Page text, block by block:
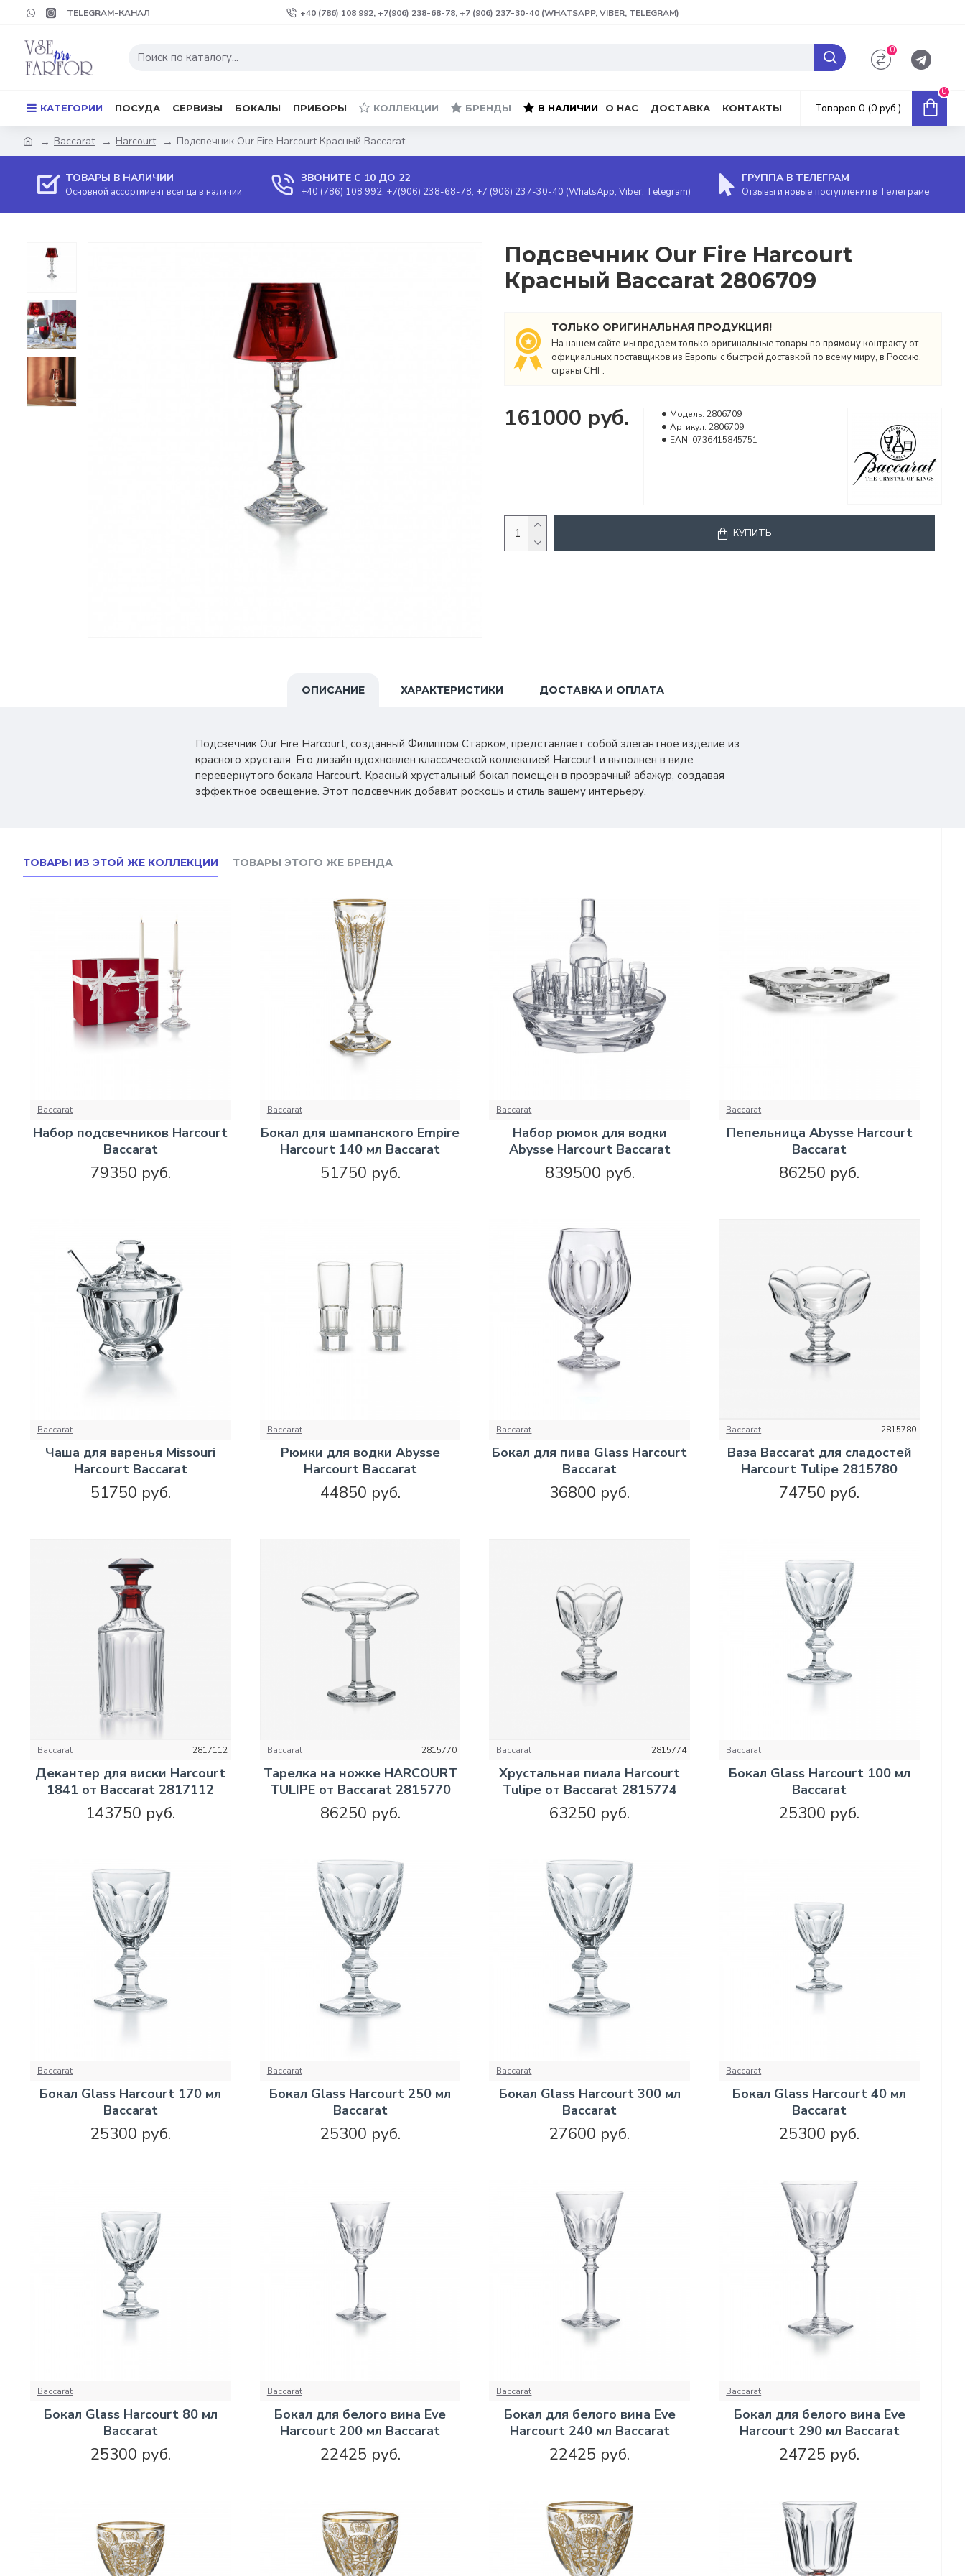
TELEGRAM-КАНАЛ +40 (786) 108 992, +7(906) 238-68-78, +7 (906) 237-30-40 (WHATSAPP, VIBER, TELEGRAM)
0
КАТЕГОРИИ ПОСУДА СЕРВИЗЫ БОКАЛЫ ПРИБОРЫ КОЛЛЕКЦИИ БРЕНДЫ В НАЛИЧИИ О НАС ДОСТАВКА КОНТАКТЫ Товаров 0 (0 руб.)
0
Baccarat Harcourt Подсвечник Our Fire Harcourt Красный Baccarat
ТОВАРЫ В НАЛИЧИИ
Основной ассортимент всегда в наличии
ЗВОНИТЕ С 10 ДО 22
+40 (786) 108 992, +7(906) 238-68-78, +7 (906) 237-30-40 (WhatsApp, Viber, Telegram)
ГРУППА В ТЕЛЕГРАМ
Отзывы и новые поступления в Телеграме
Подсвечник Our Fire Harcourt
Красный Baccarat 2806709
ТОЛЬКО ОРИГИНАЛЬНАЯ ПРОДУКЦИЯ!
На нашем сайте мы продаем только оригинальные товары по прямому контракту от
официальных поставщиков из Европы с быстрой доставкой по всему миру, в Россию,
страны СНГ.
161000 руб. Модель: 2806709
Артикул: 2806709
EAN: 0736415845751
КУПИТЬ
ОПИСАНИЕ ХАРАКТЕРИСТИКИ ДОСТАВКА И ОПЛАТА
Подсвечник Our Fire Harcourt, созданный Филиппом Старком, представляет собой элегантное изделие из
красного хрусталя. Его дизайн вдохновлен классической коллекцией Harcourt и выполнен в виде
перевернутого бокала Harcourt. Красный хрустальный бокал помещен в прозрачный абажур, создавая
эффектное освещение. Этот подсвечник добавит роскошь и стиль вашему интерьеру.
ТОВАРЫ ИЗ ЭТОЙ ЖЕ КОЛЛЕКЦИИ ТОВАРЫ ЭТОГО ЖЕ БРЕНДА
Baccarat
Набор подсвечников Harcourt
Baccarat
79350 руб.
Baccarat
Бокал для шампанского Empire
Harcourt 140 мл Baccarat
51750 руб.
Baccarat
Набор рюмок для водки
Abysse Harcourt Baccarat
839500 руб.
Baccarat
Пепельница Abysse Harcourt
Baccarat
86250 руб.
Baccarat
Чаша для варенья Missouri
Harcourt Baccarat
51750 руб.
Baccarat
Рюмки для водки Abysse
Harcourt Baccarat
44850 руб.
Baccarat
Бокал для пива Glass Harcourt
Baccarat
36800 руб.
Baccarat 2815780
Ваза Baccarat для сладостей
Harcourt Tulipe 2815780
74750 руб.
Baccarat 2817112
Декантер для виски Harcourt
1841 от Baccarat 2817112
143750 руб.
Baccarat 2815770
Тарелка на ножке HARCOURT
TULIPE от Baccarat 2815770
86250 руб.
Baccarat 2815774
Хрустальная пиала Harcourt
Tulipe от Baccarat 2815774
63250 руб.
Baccarat
Бокал Glass Harcourt 100 мл
Baccarat
25300 руб.
Baccarat
Бокал Glass Harcourt 170 мл
Baccarat
25300 руб.
Baccarat
Бокал Glass Harcourt 250 мл
Baccarat
25300 руб.
Baccarat
Бокал Glass Harcourt 300 мл
Baccarat
27600 руб.
Baccarat
Бокал Glass Harcourt 40 мл
Baccarat
25300 руб.
Baccarat
Бокал Glass Harcourt 80 мл
Baccarat
25300 руб.
Baccarat
Бокал для белого вина Eve
Harcourt 200 мл Baccarat
22425 руб.
Baccarat
Бокал для белого вина Eve
Harcourt 240 мл Baccarat
22425 руб.
Baccarat
Бокал для белого вина Eve
Harcourt 290 мл Baccarat
24725 руб.